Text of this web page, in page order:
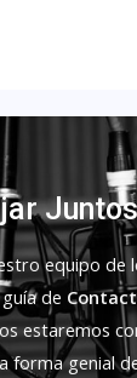
equipo de
de
estaremos
forma genial